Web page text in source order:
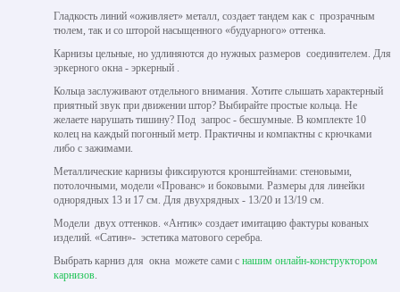
Гладкость линий «оживляет» металл, создает тандем как с прозрачным
тюлем, так и со шторой насыщенного «будуарного» оттенка.
Карнизы цельные, но удлиняются до нужных размеров соединителем. Для
эркерного окна - эркерный .
Кольца заслуживают отдельного внимания. Хотите слышать характерный
приятный звук при движении штор? Выбирайте простые кольца. Не
желаете нарушать тишину? Под запрос - бесшумные. В комплекте 10
колец на каждый погонный метр. Практичны и компактны с крючками
либо с зажимами.
Металлические карнизы фиксируются кронштейнами: стеновыми,
потолочными, модели «Прованс» и боковыми. Размеры для линейки
однорядных 13 и 17 см. Для двухрядных - 13/20 и 13/19 см.
Модели двух оттенков. «Антик» создает имитацию фактуры кованых
изделий. «Сатин»- эстетика матового серебра.
Выбрать карниз для окна можете сами с нашим онлайн-конструктором
карнизов.